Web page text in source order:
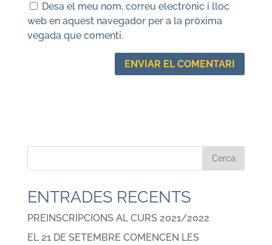
Desa el meu nom, correu electrònic i lloc
web en aquest navegador per a la pròxima
vegada que comenti.
ENTRADES RECENTS
PREINSCRIPCIONS AL CURS 2021/2022
EL 21 DE SETEMBRE COMENCEN LES